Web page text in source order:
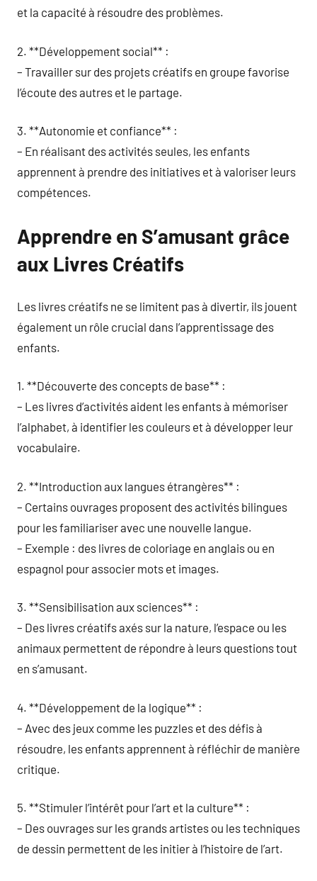
et la capacité à résoudre des problèmes.
2. **Développement social** :
– Travailler sur des projets créatifs en groupe favorise
l’écoute des autres et le partage.
3. **Autonomie et confiance** :
– En réalisant des activités seules, les enfants
apprennent à prendre des initiatives et à valoriser leurs
compétences.
Apprendre en S’amusant grâce
aux Livres Créatifs
Les livres créatifs ne se limitent pas à divertir, ils jouent
également un rôle crucial dans l’apprentissage des
enfants.
1. **Découverte des concepts de base** :
– Les livres d’activités aident les enfants à mémoriser
l’alphabet, à identifier les couleurs et à développer leur
vocabulaire.
2. **Introduction aux langues étrangères** :
– Certains ouvrages proposent des activités bilingues
pour les familiariser avec une nouvelle langue.
– Exemple : des livres de coloriage en anglais ou en
espagnol pour associer mots et images.
3. **Sensibilisation aux sciences** :
– Des livres créatifs axés sur la nature, l’espace ou les
animaux permettent de répondre à leurs questions tout
en s’amusant.
4. **Développement de la logique** :
– Avec des jeux comme les puzzles et des défis à
résoudre, les enfants apprennent à réfléchir de manière
critique.
5. **Stimuler l’intérêt pour l’art et la culture** :
– Des ouvrages sur les grands artistes ou les techniques
de dessin permettent de les initier à l’histoire de l’art.